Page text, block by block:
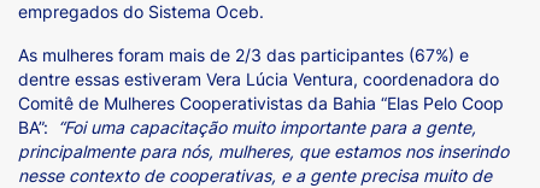
empregados do Sistema Oceb.
As mulheres foram mais de 2/3 das participantes (67%) e
dentre essas estiveram Vera Lúcia Ventura, coordenadora do
Comitê de Mulheres Cooperativistas da Bahia “Elas Pelo Coop
BA”:
“Foi uma capacitação muito importante para a gente,
principalmente para nós, mulheres, que estamos nos inserindo
nesse contexto de cooperativas, e a gente precisa muito de